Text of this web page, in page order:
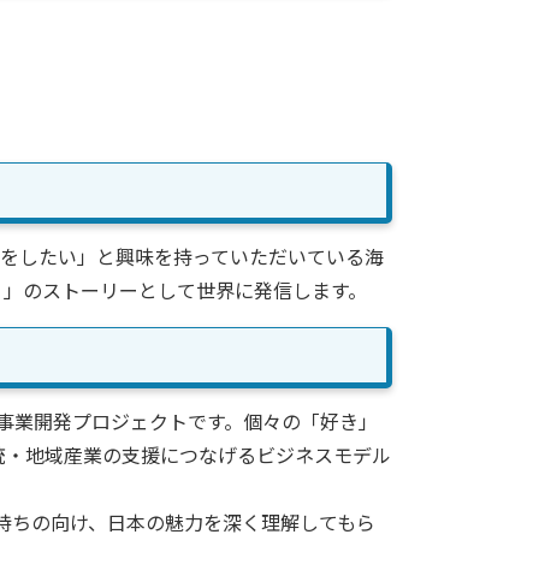
したい」と興味を持っていただいている海
のストーリーとして世界に発信します。
開発プロジェクトです。個々の「好き」
地域産業の支援につなげるビジネスモデル
の向け、日本の魅力を深く理解してもら